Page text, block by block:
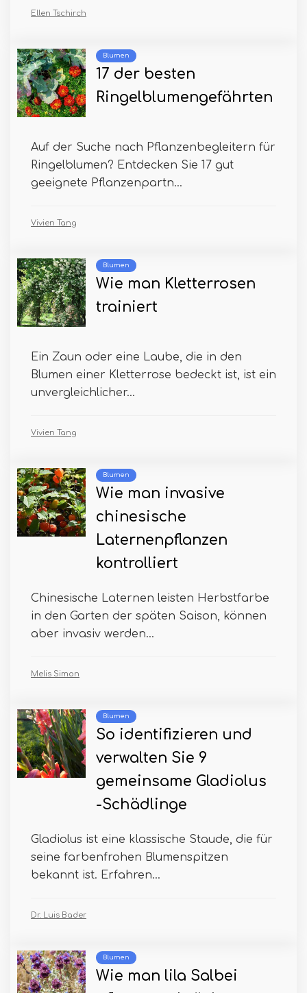
Ellen Tschirch
Blumen
17 der besten
Ringelblumengefährten
Auf der Suche nach Pflanzenbegleitern für
Ringelblumen? Entdecken Sie 17 gut
geeignete Pflanzenpartn...
Vivien Tang
Blumen
Wie man Kletterrosen
trainiert
Ein Zaun oder eine Laube, die in den
Blumen einer Kletterrose bedeckt ist, ist ein
unvergleichlicher...
Vivien Tang
Blumen
Wie man invasive
chinesische
Laternenpflanzen
kontrolliert
Chinesische Laternen leisten Herbstfarbe
in den Garten der späten Saison, können
aber invasiv werden...
Melis Simon
Blumen
So identifizieren und
verwalten Sie 9
gemeinsame Gladiolus
-Schädlinge
Gladiolus ist eine klassische Staude, die für
seine farbenfrohen Blumenspitzen
bekannt ist. Erfahren...
Dr. Luis Bader
Blumen
Wie man lila Salbei